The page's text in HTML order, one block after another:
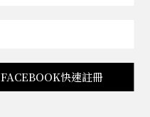
FACEBOOK快速註冊